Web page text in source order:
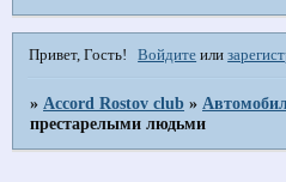
Привет, Гость! Войдите или
»Accord Rostov club »
престарелыми людьми